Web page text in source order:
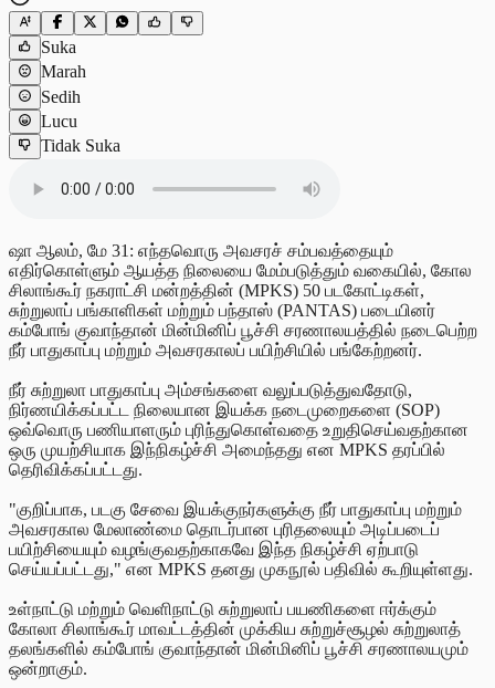
Suka
Marah
Sedih
Lucu
Tidak Suka
ஷா ஆலம், மே 31: எந்தவொரு அவசரச் சம்பவத்தையும்
எதிர்கொள்ளும் ஆயத்த நிலையை மேம்படுத்தும் வகையில், கோல
சிலாங்கூர் நகராட்சி மன்றத்தின் (MPKS) 50 படகோட்டிகள்,
சுற்றுலாப் பங்காளிகள் மற்றும் பந்தாஸ் (PANTAS) படையினர்
கம்போங் குவாந்தான் மின்மினிப் பூச்சி சரணாலயத்தில் நடைபெற்ற
நீர் பாதுகாப்பு மற்றும் அவசரகாலப் பயிற்சியில் பங்கேற்றனர்.
நீர் சுற்றுலா பாதுகாப்பு அம்சங்களை வலுப்படுத்துவதோடு,
நிர்ணயிக்கப்பட்ட நிலையான இயக்க நடைமுறைகளை (SOP)
ஒவ்வொரு பணியாளரும் புரிந்துகொள்வதை உறுதிசெய்வதற்கான
ஒரு முயற்சியாக இந்நிகழ்ச்சி அமைந்தது என MPKS தரப்பில்
தெரிவிக்கப்பட்டது.
"குறிப்பாக, படகு சேவை இயக்குநர்களுக்கு நீர் பாதுகாப்பு மற்றும்
அவசரகால மேலாண்மை தொடர்பான புரிதலையும் அடிப்படைப்
பயிற்சியையும் வழங்குவதற்காகவே இந்த நிகழ்ச்சி ஏற்பாடு
செய்யப்பட்டது," என MPKS தனது முகநூல் பதிவில் கூறியுள்ளது.
உள்நாட்டு மற்றும் வெளிநாட்டு சுற்றுலாப் பயணிகளை ஈர்க்கும்
கோலா சிலாங்கூர் மாவட்டத்தின் முக்கிய சுற்றுச்சூழல் சுற்றுலாத்
தலங்களில் கம்போங் குவாந்தான் மின்மினிப் பூச்சி சரணாலயமும்
ஒன்றாகும்.